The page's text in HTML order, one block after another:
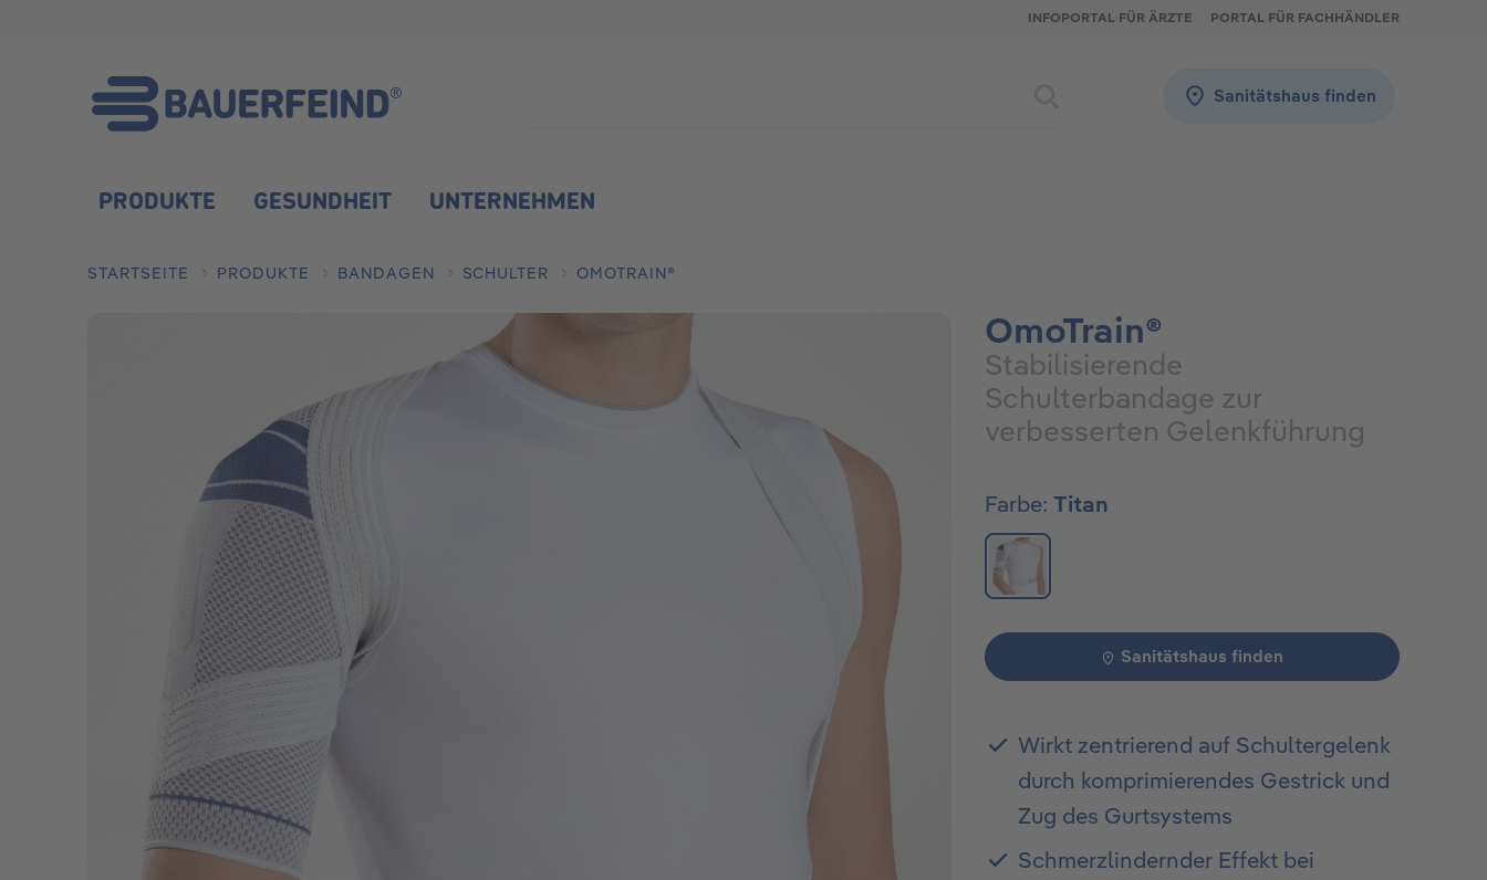
INFOPORTAL FÜR ÄRZTE PORTAL FÜR FACHHÄNDLER
Sanitätshaus finden
PRODUKTE GESUNDHEIT UNTERNEHMEN
STARTSEITE PRODUKTE BANDAGEN SCHULTER OMOTRAIN®
OmoTrain®
Stabilisierende
Schulterbandage zur
verbesserten Gelenkführung
Farbe: Titan
Sanitätshaus finden
Wirkt zentrierend auf Schultergelenk
durch komprimierendes Gestrick und
Zug des Gurtsystems
Schmerzlindernder Effekt bei